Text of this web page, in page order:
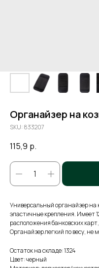
Органайзер на
SKU: 833207
115,9 р.
Универсальный органайзер на
эластичные крепления. Имеет
расположения банковских
Органайзер легкий по весу, не
Остаток на складе: 1324
Цвет: черный